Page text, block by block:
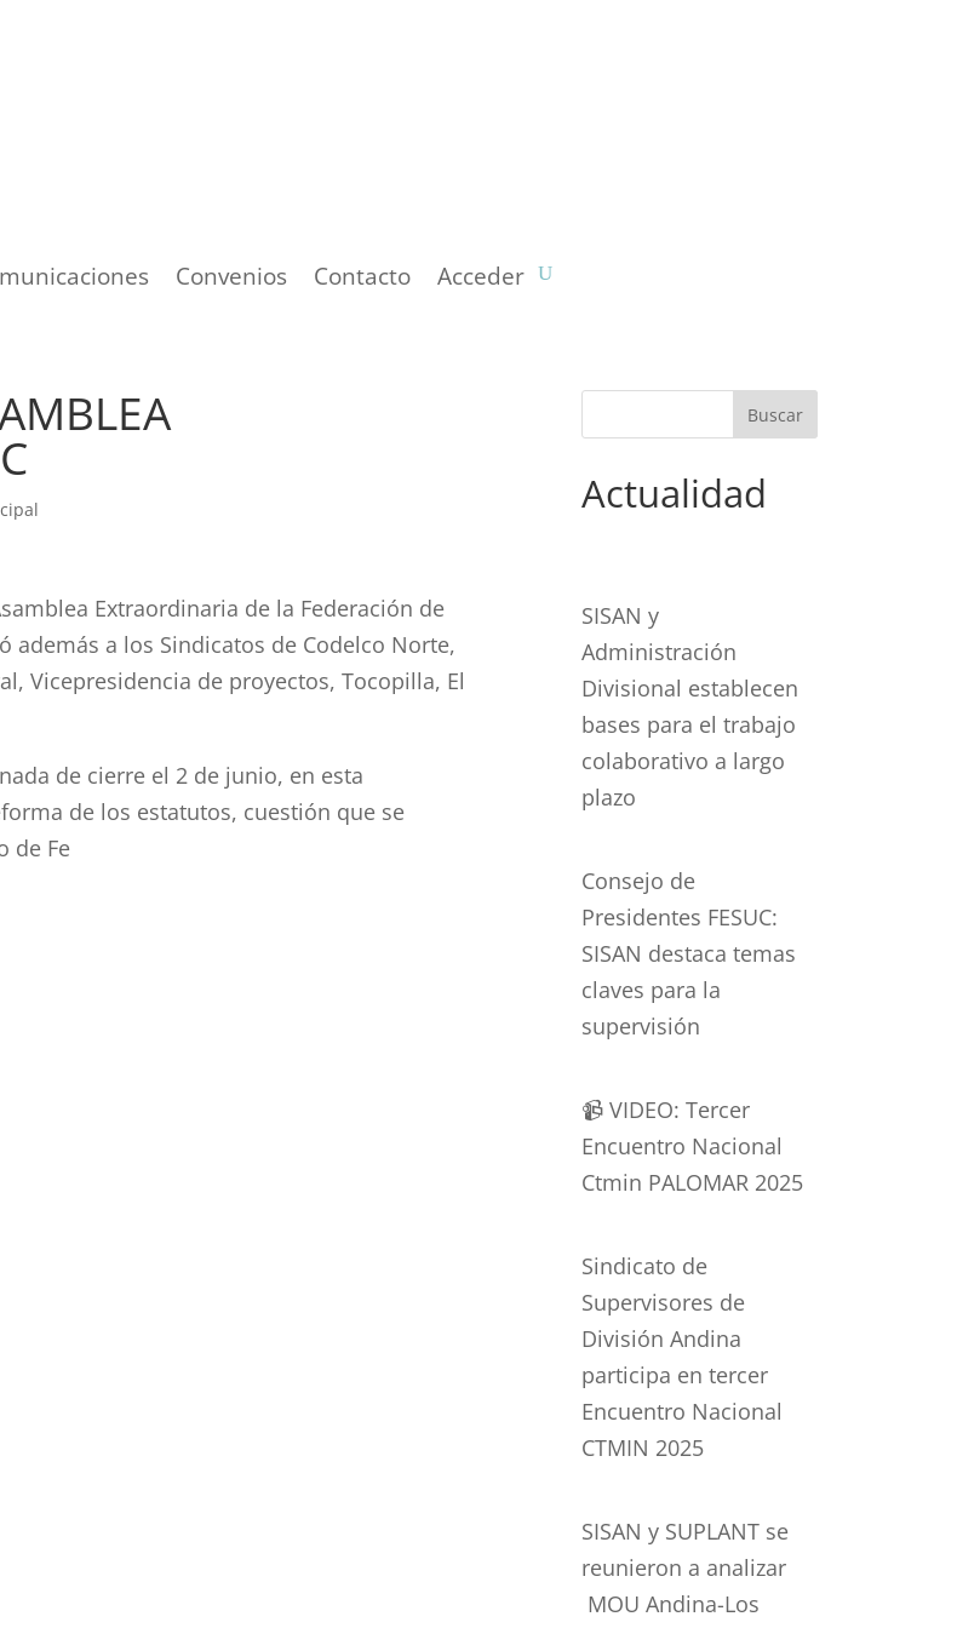
Convenios Contacto Acceder
Extraordinaria de la Federación de
además a los Sindicatos de Codelco Norte,
Vicepresidencia de proyectos, Tocopilla, El
de cierre el 2 de junio, en esta
de los estatutos, cuestión que se
de Fe
Actualidad
SISAN y
Administración
Divisional establecen
bases para el trabajo
colaborativo a largo
plazo
Consejo de
Presidentes FESUC:
SISAN destaca temas
claves para la
supervisión
📹 VIDEO: Tercer
Encuentro Nacional
Ctmin PALOMAR 2025
Sindicato de
Supervisores de
División Andina
participa en tercer
Encuentro Nacional
CTMIN 2025
SISAN y SUPLANT se
reunieron a analizar
MOU Andina-Los